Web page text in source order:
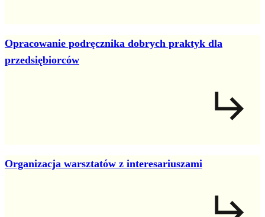
Opracowanie podręcznika dobrych praktyk dla
przedsiębiorców
Organizacja warsztatów z interesariuszami